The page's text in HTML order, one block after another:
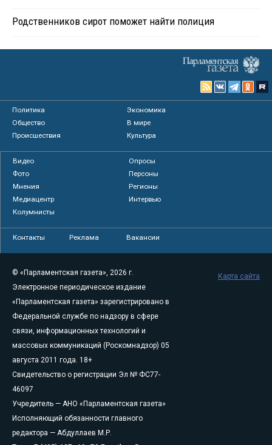
Родственников сирот поможет найти полиция
Политика
Экономика
Общество
В мире
Происшествия
Культура
Видео
Опросы
Фото
Персоны
Мнения
Регионы
Медиацентр
Интервью
Колумнисты
Контакты Реклама Вакансии
© «Парламентская газета», 2026 г.
Электронное периодическое издание
«Парламентская газета» зарегистрировано в
Федеральной службе по надзору в сфере
связи, информационных технологий и
массовых коммуникаций (Роскомнадзор) 05
августа 2011 года. 18+
Свидетельство о регистрации Эл № ФС77-
46097
Учредитель — АНО «Парламентская газета»
Исполняющий обязанности главного
редактора — Абдуллаев М.Р.
Карта сайта